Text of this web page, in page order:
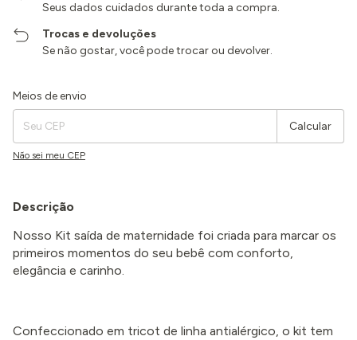
Seus dados cuidados durante toda a compra.
Trocas e devoluções
Se não gostar, você pode trocar ou devolver.
Entregas para o CEP:
Meios de envio
Calcular
Não sei meu CEP
Descrição
Nosso Kit saída de maternidade foi criada para marcar os
primeiros momentos do seu bebê com conforto,
elegância e carinho.
Confeccionado em tricot de linha antialérgico, o kit tem